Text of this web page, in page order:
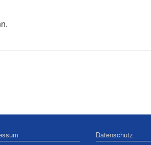
Datenschutz